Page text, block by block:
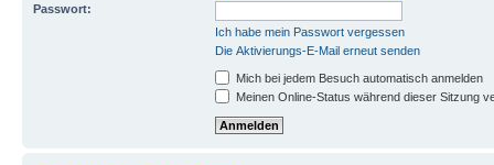
Passwort:
Ich habe mein Passwort vergessen
Die Aktivierungs-E-Mail erneut senden
Mich bei jedem Besuch automatisch anmelden
Meinen Online-Status während dieser Sitzung